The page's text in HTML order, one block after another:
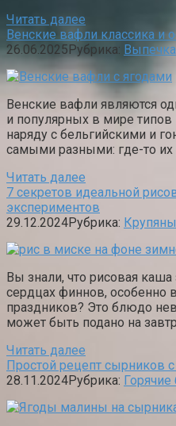
Читать далее
Венские вафли классика и
26.06.2025Рубрика: Выпечка
Венские вафли являются
и популярных в мире
наряду с бельгийскими и
самыми разными: где-то
Читать далее
7 секретов идеальной
экспериментов
29.12.2024Рубрика:
Вы знали, что рисовая
сердцах финнов, особенно
праздников? Это блюдо
может быть подано на
Читать далее
Простой рецепт сырников
28.11.2024Рубрика: